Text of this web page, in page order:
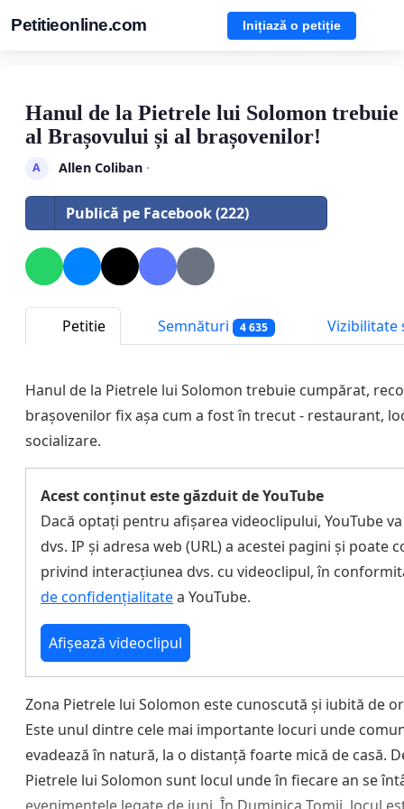
Petitieonline.com Inițiază o petiție
Hanul de la Pietrele lui Solomon trebuie
al Brașovului și al brașovenilor!
A Allen Coliban·
Publică pe Facebook (222)
Petitie Semnături 4 635 Vizibilitate
Hanul de la Pietrele lui Solomon trebuie cumpărat,
brașovenilor fix așa cum a fost în trecut - restaurant,
socializare.
Acest conținut este găzduit de YouTube
Dacă optați pentru afișarea videoclipului, YouTube
dvs. IP și adresa web (URL) a acestei pagini și poate
privind interacțiunea dvs. cu videoclipul, în
de confidențialitatea YouTube.
Afișează videoclipul
Zona Pietrele lui Solomon este cunoscută și iubită de
Este unul dintre cele mai importante locuri unde
evadează în natură, la o distanță foarte mică de casă.
Pietrele lui Solomon sunt locul unde în fiecare an se